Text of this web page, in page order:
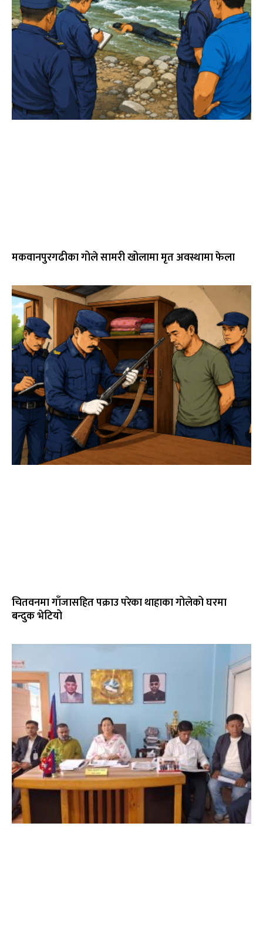
मकवानपुरगढीका गोले सामरी खोलामा मृत अवस्थामा फेला
चितवनमा गाँजासहित पक्राउ परेका थाहाका गोलेको घरमा
बन्दुक भेटियो